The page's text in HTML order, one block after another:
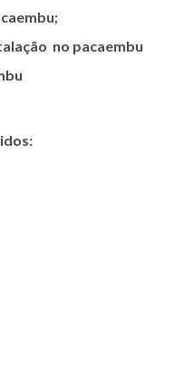
no pacaembu